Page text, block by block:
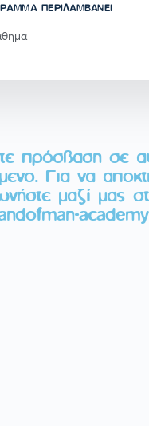
πρόσβαση σε
Για να
μαζί μας
ΠΕΡΙΛΑΜΒΆΝΕΙ